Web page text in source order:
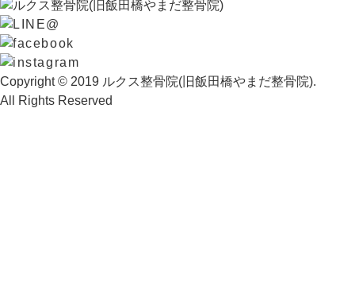
Copyright © 2019 ルクス整骨院(旧飯田橋やまだ整骨院).
All Rights Reserved